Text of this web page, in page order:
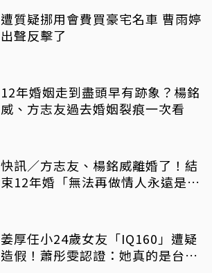
遭質疑挪用會費買豪宅名車 曹雨婷
出聲反擊了
12年婚姻走到盡頭早有跡象？楊銘
威、方志友過去婚姻裂痕一次看
快訊／方志友、楊銘威離婚了！結
束12年婚「無法再做情人永遠是家
姜厚任小24歲女友「IQ160」遭疑
造假！蕭彤雯認證：她真的是台大